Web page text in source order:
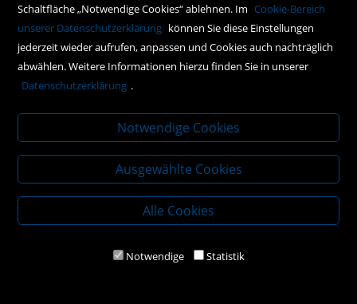
Policy
AGBs
Impressum
Datenschutz
2020 Kral-Buch
Schaltfläche „Notwendige Cookies“ ablehnen. Im Cookie-Bereich
unserer Datenschutzerklärung können Sie diese Einstellungen
jederzeit wieder aufrufen, anpassen und Cookies auch nachträglich
abwählen. Weitere Informationen hierzu finden Sie in unserer
Datenschutzerklärung .
Notwendige Cookies
Ausgewählte Cookies
Alle Cookies
Notwendige Statistik